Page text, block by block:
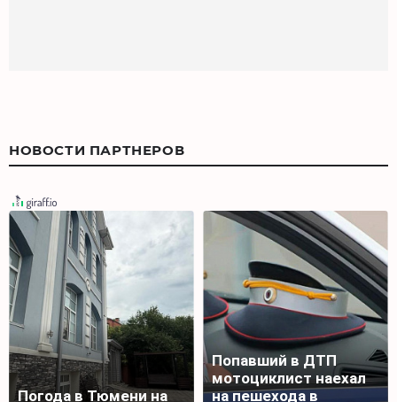
НОВОСТИ ПАРТНЕРОВ
Погода в Тюмени на
Попавший в ДТП
мотоциклист наехал
на пешехода в